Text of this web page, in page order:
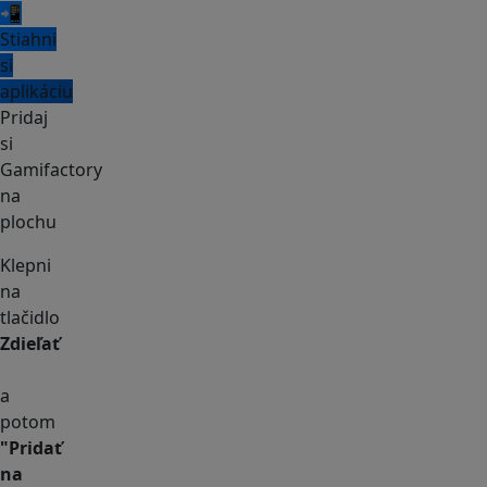
📲
Stiahni
si
aplikáciu
Pridaj
si
Gamifactory
na
plochu
Klepni
na
tlačidlo
Zdieľať
a
potom
"Pridať
na